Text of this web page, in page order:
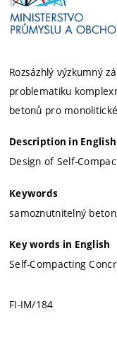
Rozsázhlý výzkumný
problematiku
betonů pro
Description in English
Design of Self-
Keywords
samoznutnitelný
Key words in English
Self-Compacting
FI-IM/184